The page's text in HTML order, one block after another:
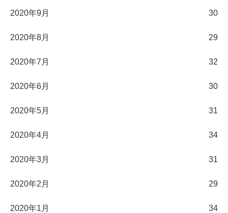
2020年9月 30
2020年8月 29
2020年7月 32
2020年6月 30
2020年5月 31
2020年4月 34
2020年3月 31
2020年2月 29
2020年1月 34